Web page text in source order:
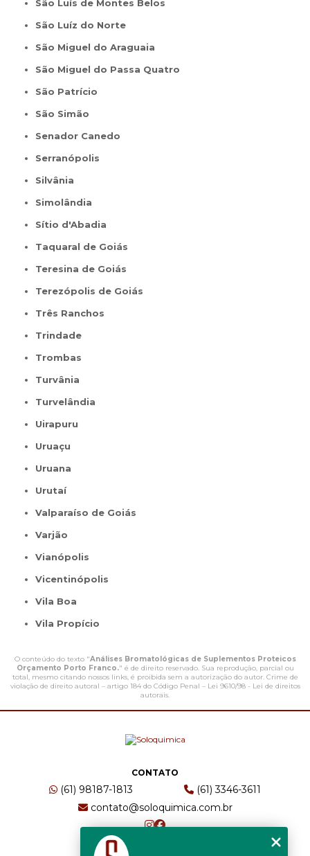
São Luís de Montes Belos
São Luíz do Norte
São Miguel do Araguaia
São Miguel do Passa Quatro
São Patrício
São Simão
Senador Canedo
Serranópolis
Silvânia
Simolândia
Sítio d'Abadia
Taquaral de Goiás
Teresina de Goiás
Terezópolis de Goiás
Três Ranchos
Trindade
Trombas
Turvânia
Turvelândia
Uirapuru
Uruaçu
Uruana
Urutaí
Valparaíso de Goiás
Varjão
Vianópolis
Vicentinópolis
Vila Boa
Vila Propício
O conteúdo do texto "Análises Bromatológicas de Suplementos Proteicos
Orçamento Porto Franco." é de direito reservado. Sua reprodução, parcial ou
total, mesmo citando nossos links, é proibida sem a autorização do autor. Crime de
violação de direito autoral – artigo 184 do Código Penal – Lei 9610/98 - Lei de direitos
autorais.
CONTATO
(61) 98187-1813
(61) 3346-3611
contato@soloquimica.com.br